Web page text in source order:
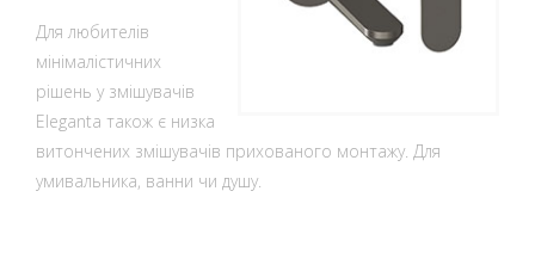
Для любителів
мінімалістичних
рішень у змішувачів
Eleganta також є низка
витончених змішувачів прихованого монтажу. Для
умивальника, ванни чи душу.